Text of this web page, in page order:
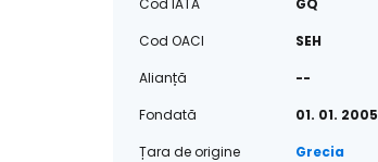
Cod IATA
GQ
Cod OACI
SEH
Alianță
--
Fondată
01. 01. 2005
Țara de origine
Grecia